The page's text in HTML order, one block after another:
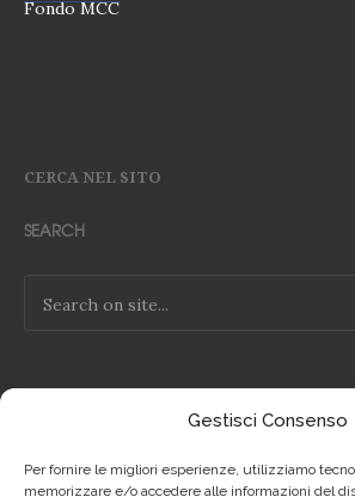
Gestisci Consenso
Per fornire le migliori esperienze, utilizziamo
memorizzare e/o accedere alle informazioni del
Fondo MCC
CERCA NEL SITO
SEARCH
Privacy Policy IT